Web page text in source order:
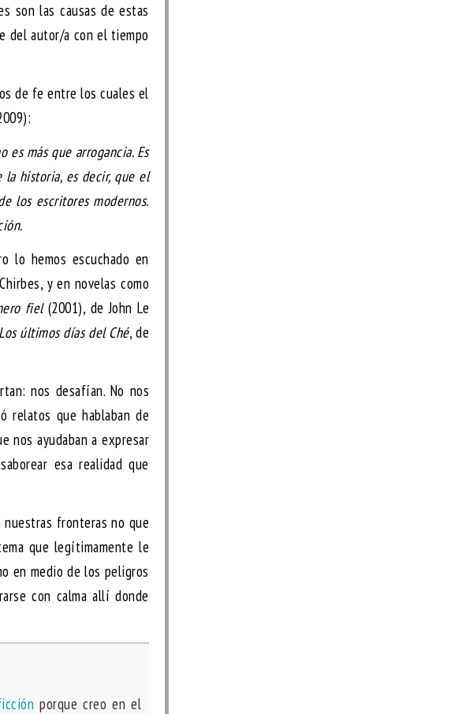
son las causas de estas
del autor/a con el tiempo
de fe entre los cuales el
más que arrogancia. Es
historia, es decir, que el
los escritores modernos.
lo hemos escuchado en
y en novelas como
fiel (2001), de John Le
Los últimos días del Ché, de
nos desafían. No nos
relatos que hablaban de
nos ayudaban a expresar
esa realidad que
fronteras no que
que legítimamente le
en medio de los peligros
con calma allí donde
porque creo en el